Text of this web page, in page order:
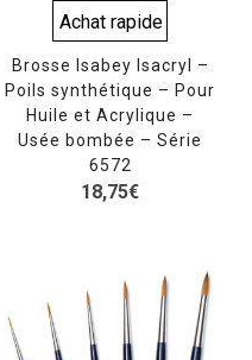
Achat rapide
Brosse Isabey Isacryl –
Poils synthétique – Pour
Huile et Acrylique –
Usée bombée – Série
6572
18,75€